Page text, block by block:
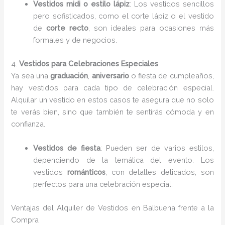
Vestidos midi o estilo lápiz: Los vestidos sencillos
pero sofisticados, como el corte lápiz o el vestido
decorte recto , son ideales para ocasiones más
formales y de negocios.
4.Vestidos para Celebraciones Especiales
Ya sea unagraduación aniversarioo fiesta de cumpleaños,
hay vestidos para cada tipo de celebración especial.
Alquilar un vestido en estos casos te asegura que no solo
te verás bien, sino que también te sentirás cómoda y en
confianza.
Vestidos de fiesta: Pueden ser de varios estilos,
dependiendo de la temática del evento. Los
vestidos románticos, con detalles delicados, son
perfectos para una celebración especial.
Ventajas del Alquiler de Vestidos en Balbuena frente a la
Compra